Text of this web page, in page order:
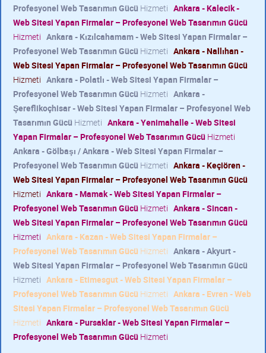
Profesyonel Web Tasarımın Gücü Hizmeti Ankara - Kalecik -
Web Sitesi Yapan Firmalar – Profesyonel Web Tasarımın Gücü
Hizmeti Ankara - Kızılcahamam - Web Sitesi Yapan Firmalar –
Profesyonel Web Tasarımın Gücü Hizmeti Ankara - Nallıhan -
Web Sitesi Yapan Firmalar – Profesyonel Web Tasarımın Gücü
Hizmeti Ankara - Polatlı - Web Sitesi Yapan Firmalar –
Profesyonel Web Tasarımın Gücü Hizmeti Ankara -
Şereflikoçhisar - Web Sitesi Yapan Firmalar – Profesyonel Web
Tasarımın Gücü Hizmeti Ankara - Yenimahalle - Web Sitesi
Yapan Firmalar – Profesyonel Web Tasarımın Gücü Hizmeti
Ankara - Gölbaşı / Ankara - Web Sitesi Yapan Firmalar –
Profesyonel Web Tasarımın Gücü Hizmeti Ankara - Keçiören -
Web Sitesi Yapan Firmalar – Profesyonel Web Tasarımın Gücü
Hizmeti Ankara - Mamak - Web Sitesi Yapan Firmalar –
Profesyonel Web Tasarımın Gücü Hizmeti Ankara - Sincan -
Web Sitesi Yapan Firmalar – Profesyonel Web Tasarımın Gücü
Hizmeti Ankara - Kazan - Web Sitesi Yapan Firmalar –
Profesyonel Web Tasarımın Gücü Hizmeti Ankara - Akyurt -
Web Sitesi Yapan Firmalar – Profesyonel Web Tasarımın Gücü
Hizmeti Ankara - Etimesgut - Web Sitesi Yapan Firmalar –
Profesyonel Web Tasarımın Gücü Hizmeti Ankara - Evren - Web
Sitesi Yapan Firmalar – Profesyonel Web Tasarımın Gücü
Hizmeti Ankara - Pursaklar - Web Sitesi Yapan Firmalar –
Profesyonel Web Tasarımın Gücü Hizmeti